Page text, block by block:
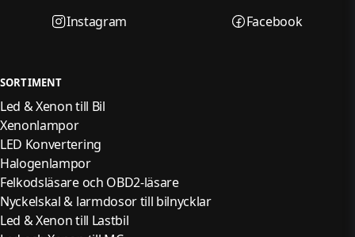
Instagram
Facebook
SORTIMENT
Led & Xenon till Bil
Xenonlampor
LED Konvertering
Halogenlampor
Felkodsläsare och OBD2-läsare
Nyckelskal & larmdosor till bilnycklar
Led & Xenon till Lastbil